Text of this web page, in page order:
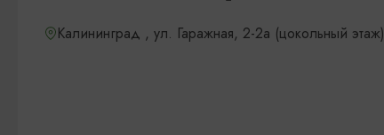
Калининград , ул. Гаражная, 2-2а​ (цокольный этаж)